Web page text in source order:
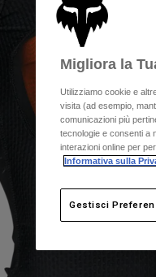
Migliora la
Utilizziamo cookie e
visita (ad esempio,
comunicazioni più
tecnologie e consenti a
interazioni online per
Informativa sulla
Gestisci